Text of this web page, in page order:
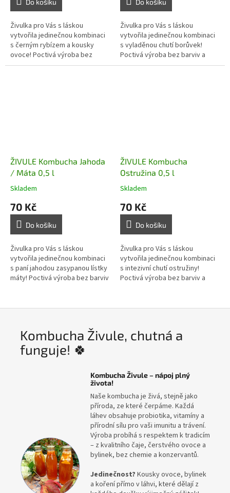
Do košíku
Živulka pro Vás s láskou
vytvořila jedinečnou kombinaci
s černým rybízem a kousky
ovoce! Poctivá výroba bez
barviv a konzervantů, plná
Do košíku
Živulka pro Vás s láskou
vytvořila jedinečnou kombinaci
s vyladěnou chutí borůvek!
Poctivá výroba bez barviv a
konzervantů, plná probiotik a
ŽIVULE Kombucha Jahoda
/ Máta 0,5 l
Skladem
70 Kč
Do košíku
Živulka pro Vás s láskou
vytvořila jedinečnou kombinaci
s paní jahodou zasypanou lístky
máty! Poctivá výroba bez barviv
ŽIVULE Kombucha
Ostružina 0,5 l
Skladem
70 Kč
Do košíku
Živulka pro Vás s láskou
vytvořila jedinečnou kombinaci
s intezivní chutí ostružiny!
Poctivá výroba bez barviv a
Kombucha Živule, chutná a
funguje! 🍀
Kombucha Živule – nápoj plný
života!
Naše kombucha je živá, stejně jako
příroda, ze které čerpáme. Každá
láhev obsahuje probiotika, vitamíny a
přírodní sílu pro vaši imunitu a trávení.
Výroba probíhá s respektem k tradicím
– z kvalitního čaje, čerstvého ovoce a
bylinek, bez chemie a konzervantů.
Jedinečnost? Kousky ovoce, bylinek
a koření přímo v láhvi, které dělají z